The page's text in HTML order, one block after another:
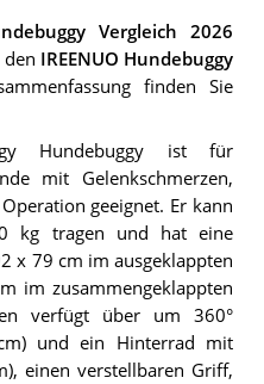
Vergleich 2026
IREENUO Hundebuggy
finden Sie
Hundebuggy ist für
mit Gelenkschmerzen,
geeignet. Er kann
kg tragen und hat eine
x 79 cm im ausgeklappten
im zusammengeklappten
verfügt über um 360°
und ein Hinterrad mit
einen verstellbaren Griff,